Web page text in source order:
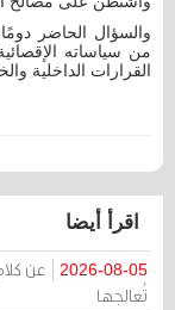
والسؤال الحاضر
من سياساته
القرارات الداخلية
اقرأ أيضا
2026-08-05
عن
تُعالجها